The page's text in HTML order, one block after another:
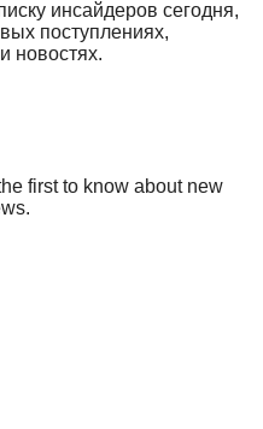
инсайдеров сегодня,
поступлениях,
новостях.
first to know about new